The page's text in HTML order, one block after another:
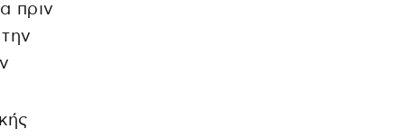
πριν